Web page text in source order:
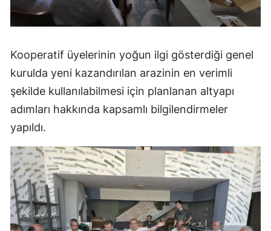
Malatya
Kahramanmaraş
Mardin
Muğla
Nevşehir
Niğde
Ordu
Kooperatif üyelerinin yoğun ilgi gösterdiği genel
kurulda yeni kazandırılan arazinin en verimli
şekilde kullanılabilmesi için planlanan altyapı
adımları hakkında kapsamlı bilgilendirmeler
yapıldı.